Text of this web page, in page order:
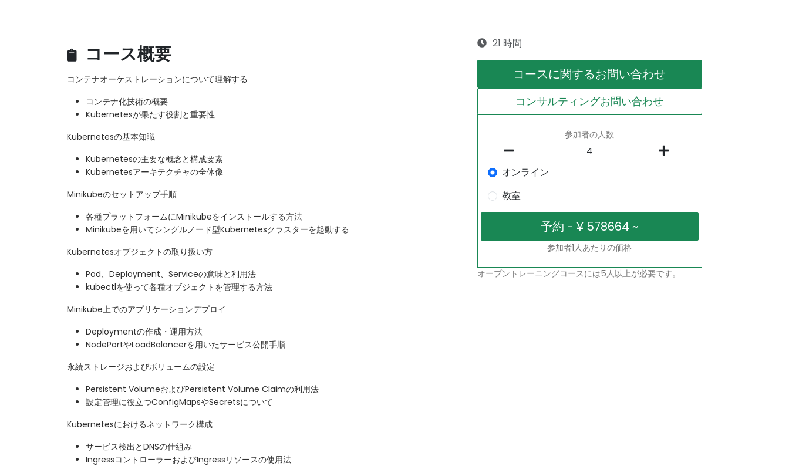
コース概要
コンテナオーケストレーションについて理解する
コンテナ化技術の概要
Kubernetesが果たす役割と重要性
Kubernetesの基本知識
Kubernetesの主要な概念と構成要素
Kubernetesアーキテクチャの全体像
Minikubeのセットアップ手順
各種プラットフォームにMinikubeをインストールする方法
Minikubeを用いてシングルノード型Kubernetesクラスターを起動する
Kubernetesオブジェクトの取り扱い方
Pod、Deployment、Serviceの意味と利用法
kubectlを使って各種オブジェクトを管理する方法
Minikube上でのアプリケーションデプロイ
Deploymentの作成・運用方法
NodePortやLoadBalancerを用いたサービス公開手順
永続ストレージおよびボリュームの設定
Persistent VolumeおよびPersistent Volume Claimの利用法
設定管理に役立つConfigMapsやSecretsについて
Kubernetesにおけるネットワーク構成
サービス検出とDNSの仕組み
IngressコントローラーおよびIngressリソースの使用法
21 時間
コースに関するお問い合わせ
コンサルティングお問い合わせ
参加者の人数
オンライン
教室
参加者1人あたりの価格
オープントレーニングコースには5人以上が必要です。